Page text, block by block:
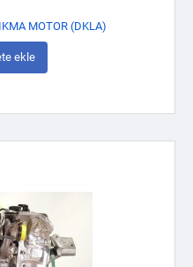
MOTOR (DKLA)
ekle